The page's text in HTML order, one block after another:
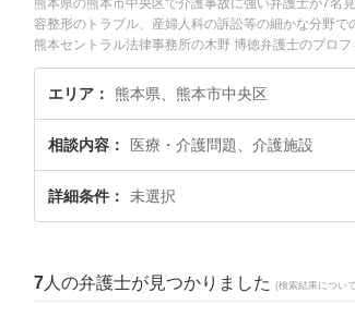
熊本県の熊本市中央区で介護事故に強い弁護士が7名
容整形のトラブル、産婦人科の訴訟等の細かな分野
熊本セントラル法律事務所の木野 博徳弁護士のプロ
すぐに弁護士に相談したい』『介護事故のトラブル
したい』などでお困りの相談者さんにおすすめです。
エリア 熊本県、熊本市中央区
相談内容 医療・介護問題、介護施設
詳細条件 未選択
7 人の弁護士が見つかりました (検索結果につい